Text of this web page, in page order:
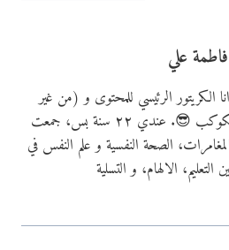
فاطمة علي
الكريتور الرئيسي للمحتوى و (من غير
اعتذار) احسن بلوجر على الكوكب 😎. عندي ٢٢ سنة بس، جمعت
الصحة النفسية و علم النفس في